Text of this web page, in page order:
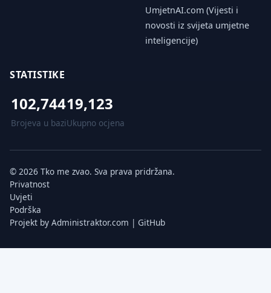
UmjetnAI.com (Vijesti i
novosti iz svijeta umjetne
inteligencije)
STATISTIKE
102,744
Brojeva u bazi
19,123
Ukupno ocjena
© 2026 Tko me zvao. Sva prava pridržana.
Privatnost
Uvjeti
Podrška
Projekt by Administraktor.com | GitHub